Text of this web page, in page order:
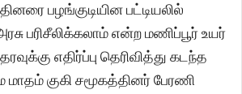
பழங்குடியின பட்டியலில்
பரிசீலிக்கலாம் என்ற மணிப்பூர் உயர்
எதிர்ப்பு தெரிவித்து கடந்த
குகி சமூகத்தினர் பேரணி